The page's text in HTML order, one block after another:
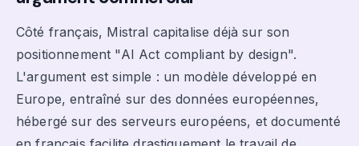
Côté français, Mistral capitalise déjà sur son
positionnement "AI Act compliant by design".
L'argument est simple : un modèle développé en
Europe, entraîné sur des données européennes,
hébergé sur des serveurs européens, et documenté